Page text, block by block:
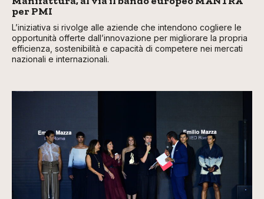
per PMI
L’iniziativa si rivolge alle aziende che intendono cogliere le
opportunità offerte dall’innovazione per migliorare la propria
efficienza, sostenibilità e capacità di competere nei mercati
nazionali e internazionali.